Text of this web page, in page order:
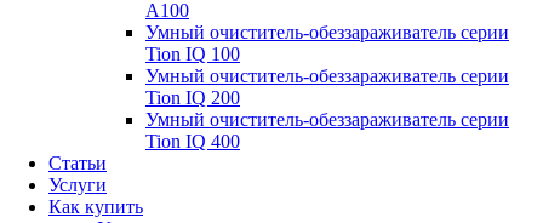
А100
Умный очиститель-обеззараживатель серии
Tion IQ 100
Умный очиститель-обеззараживатель серии
Tion IQ 200
Умный очиститель-обеззараживатель серии
Tion IQ 400
Статьи
Услуги
Как купить